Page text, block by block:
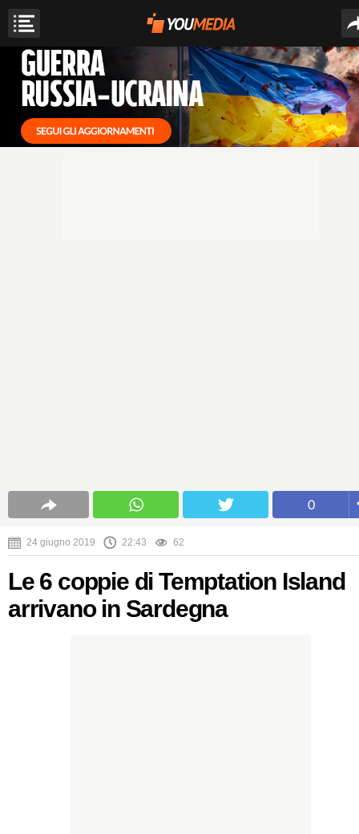
0
24 giugno 2019 22:43 62
Le 6 coppie di Temptation Island
arrivano in Sardegna